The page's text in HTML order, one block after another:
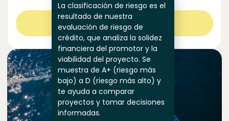
La clasificación de riesgo es el
resultado de nuestra
evaluación de riesgo de
crédito, que analiza la solidez
financiera del promotor y la
viabilidad del proyecto. Se
muestra de A+ (riesgo más
bajo) a D (riesgo más alto) y
te ayuda a comparar
proyectos y tomar decisiones
informadas.
Ver más